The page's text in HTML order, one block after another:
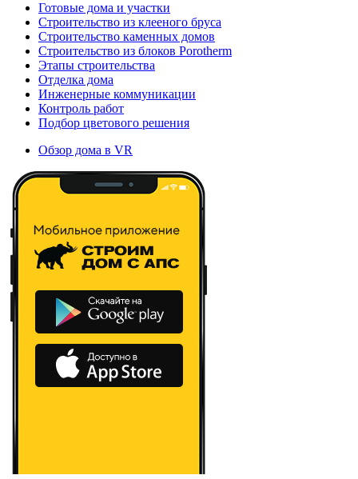
Готовые дома и участки
Строительство из клееного бруса
Строительство каменных домов
Строительство из блоков Porotherm
Этапы строительства
Отделка дома
Инженерные коммуникации
Контроль работ
Подбор цветового решения
Обзор дома в VR